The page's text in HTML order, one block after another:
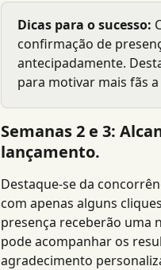
Dicas para o sucesso:
confirmação de
antecipadamente.
para motivar mais fãs
Semanas 2 e 3:
lançamento.
Destaque-se da
com apenas alguns
presença receberão uma
pode acompanhar os
agradecimento